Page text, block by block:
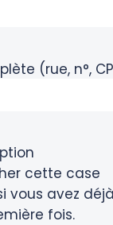
(rue, n°,
cette case
si vous avez
fois.